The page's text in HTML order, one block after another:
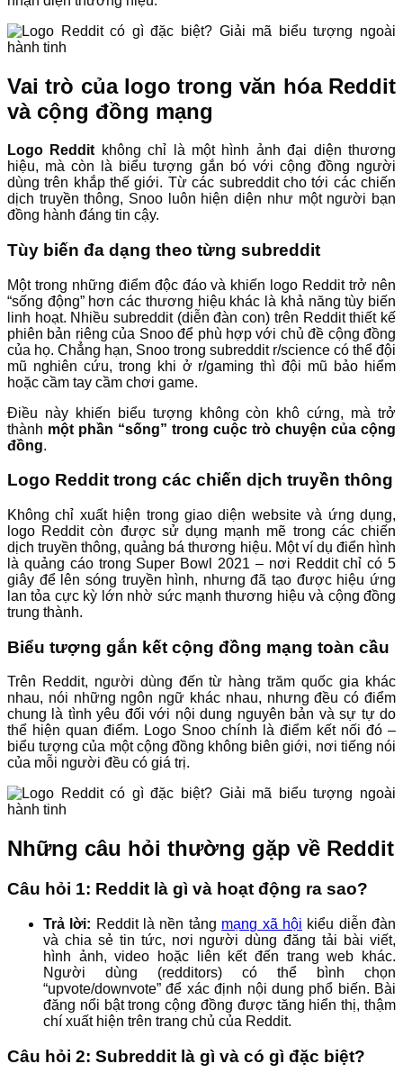
Vai trò của logo trong văn hóa Reddit
và cộng đồng mạng
Logo Reddit không chỉ là một hình ảnh đại diện thương
hiệu, mà còn là biểu tượng gắn bó với cộng đồng người
dùng trên khắp thế giới. Từ các subreddit cho tới các chiến
dịch truyền thông, Snoo luôn hiện diện như một người bạn
đồng hành đáng tin cậy.
Tùy biến đa dạng theo từng subreddit
Một trong những điểm độc đáo và khiến logo Reddit trở nên
“sống động” hơn các thương hiệu khác là khả năng tùy biến
linh hoạt. Nhiều subreddit (diễn đàn con) trên Reddit thiết kế
phiên bản riêng của Snoo để phù hợp với chủ đề cộng đồng
của họ. Chẳng hạn, Snoo trong subreddit r/science có thể đội
mũ nghiên cứu, trong khi ở r/gaming thì đội mũ bảo hiểm
hoặc cầm tay cầm chơi game.
Điều này khiến biểu tượng không còn khô cứng, mà trở
thành một phần “sống” trong cuộc trò chuyện của cộng
đồng.
Logo Reddit trong các chiến dịch truyền thông
Không chỉ xuất hiện trong giao diện website và ứng dụng,
logo Reddit còn được sử dụng mạnh mẽ trong các chiến
dịch truyền thông, quảng bá thương hiệu. Một ví dụ điển hình
là quảng cáo trong Super Bowl 2021 – nơi Reddit chỉ có 5
giây để lên sóng truyền hình, nhưng đã tạo được hiệu ứng
lan tỏa cực kỳ lớn nhờ sức mạnh thương hiệu và cộng đồng
trung thành.
Biểu tượng gắn kết cộng đồng mạng toàn cầu
Trên Reddit, người dùng đến từ hàng trăm quốc gia khác
nhau, nói những ngôn ngữ khác nhau, nhưng đều có điểm
chung là tình yêu đối với nội dung nguyên bản và sự tự do
thể hiện quan điểm. Logo Snoo chính là điểm kết nối đó –
biểu tượng của một cộng đồng không biên giới, nơi tiếng nói
của mỗi người đều có giá trị.
Những câu hỏi thường gặp về Reddit
Câu hỏi 1: Reddit là gì và hoạt động ra sao?
Trả lời: Reddit là nền tảng mạng xã hội kiểu diễn đàn
và chia sẻ tin tức, nơi người dùng đăng tải bài viết,
hình ảnh, video hoặc liên kết đến trang web khác.
Người dùng (redditors) có thể bình chọn
“upvote/downvote” để xác định nội dung phổ biến. Bài
đăng nổi bật trong cộng đồng được tăng hiển thị, thậm
chí xuất hiện trên trang chủ của Reddit.
Câu hỏi 2: Subreddit là gì và có gì đặc biệt?